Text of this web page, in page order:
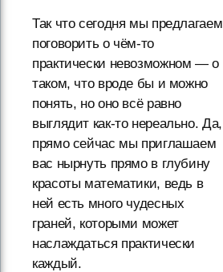
Так что сегодня мы предлагаем
поговорить о чём-то
практически невозможном — о
таком, что вроде бы и можно
понять, но оно всё равно
выглядит как-то нереально. Да,
прямо сейчас мы приглашаем
вас нырнуть прямо в глубину
красоты математики, ведь в
ней есть много чудесных
граней, которыми может
наслаждаться практически
каждый.